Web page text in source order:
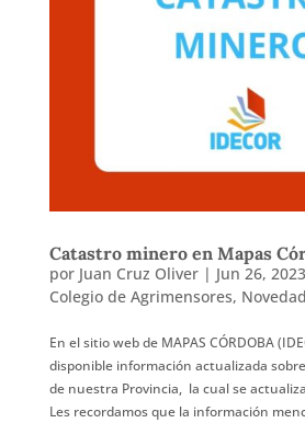
Catastro minero en Mapas
por Juan Cruz Oliver| Jun 26, 2023
Colegio de Agrimensores,
En el sitio web de MAPAS CÓRDOBA
disponible información actualizada
de nuestra Provincia, la cual se
Les recordamos que la información